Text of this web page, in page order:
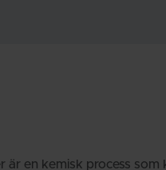
en kemisk process som